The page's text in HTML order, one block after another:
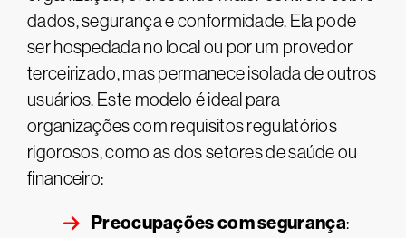
dados, segurança e conformidade. Ela pode
ser hospedada no local ou por um provedor
terceirizado, mas permanece isolada de outros
usuários. Este modelo é ideal para
organizações com requisitos regulatórios
rigorosos, como as dos setores de saúde ou
financeiro:
Preocupações com segurança: